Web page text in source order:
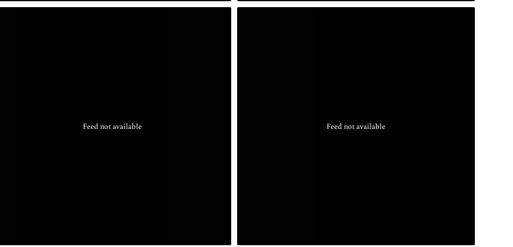
Feed not available Feed not available